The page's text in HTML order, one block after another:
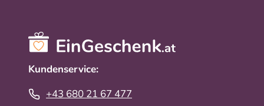
Kundenservice:
+43 680 21 67 477